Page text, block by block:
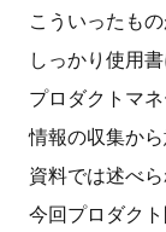
こういったも
しっかり使用
プロダクトマ
情報の収集か
資料では述べら
今回プロダク